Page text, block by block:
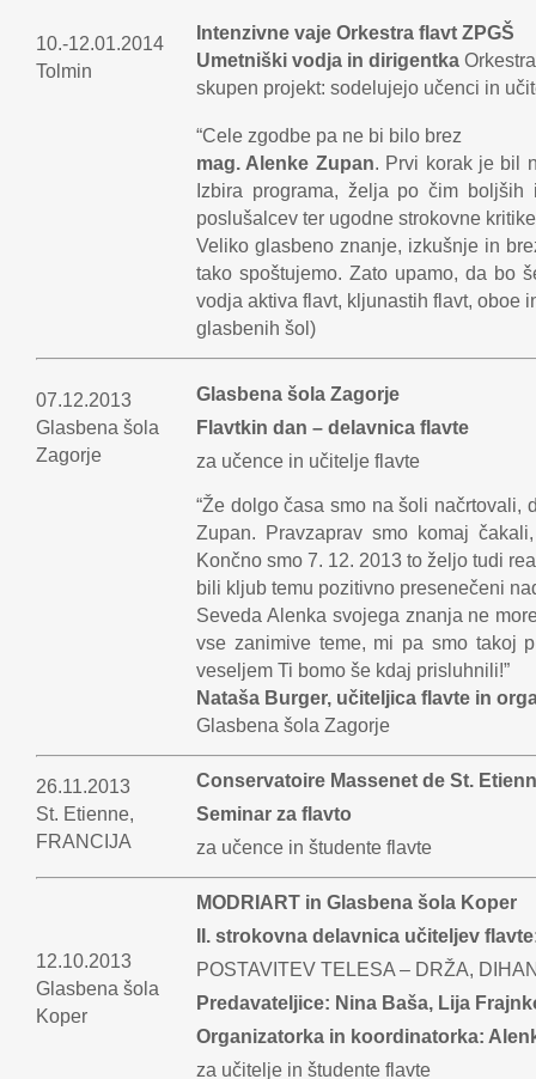
10.-12.01.2014
Tolmin
Intenzivne vaje Orkestra flavt ZPGŠ
Umetniški vodja in dirigentka
skupen projekt: sodelujejo učenci in
“Cele zgodbe pa ne bi bilo brez
mag. Alenke Zupan. Prvi korak je bil
Izbira programa, želja po čim
poslušalcev ter ugodne strokovne
Veliko glasbeno znanje, izkušnje in
tako spoštujemo. Zato upamo, da bo
vodja aktiva flavt, kljunastih flavt, oboe
glasbenih šol)
07.12.2013
Glasbena šola
Zagorje
Glasbena šola Zagorje
Flavtkin dan – delavnica flavte
za učence in učitelje flavte
“Že dolgo časa smo na šoli
Zupan. Pravzaprav smo komaj
Končno smo 7. 12. 2013 to željo tudi
bili kljub temu pozitivno presenečeni
Seveda Alenka svojega znanja ne
vse zanimive teme, mi pa smo takoj
veseljem Ti bomo še kdaj prisluhnili!”
Nataša Burger, učiteljica flavte in
Glasbena šola Zagorje
26.11.2013
St. Etienne,
FRANCIJA
Conservatoire Massenet de St.
Seminar za flavto
za učence in študente flavte
12.10.2013
Glasbena šola
Koper
MODRIART in Glasbena šola Koper
II. strokovna delavnica učiteljev
POSTAVITEV TELESA – DRŽA,
Predavateljice: Nina Baša, Lija
Organizatorka in koordinatorka:
za učitelje in študente flavte